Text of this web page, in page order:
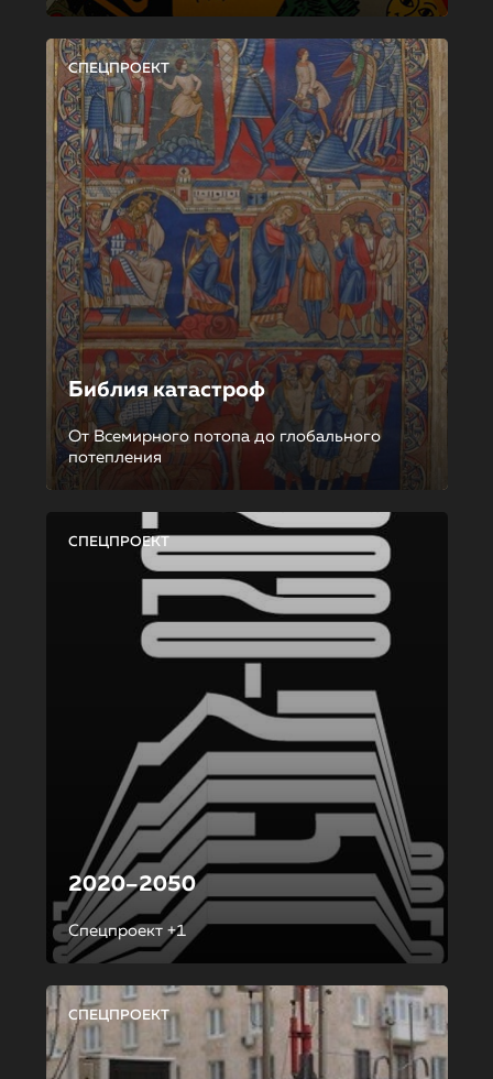
СПЕЦПРОЕКТ
Библия катастроф
От Всемирного потопа до глобального
потепления
СПЕЦПРОЕКТ
2020–2050
Спецпроект +1
СПЕЦПРОЕКТ